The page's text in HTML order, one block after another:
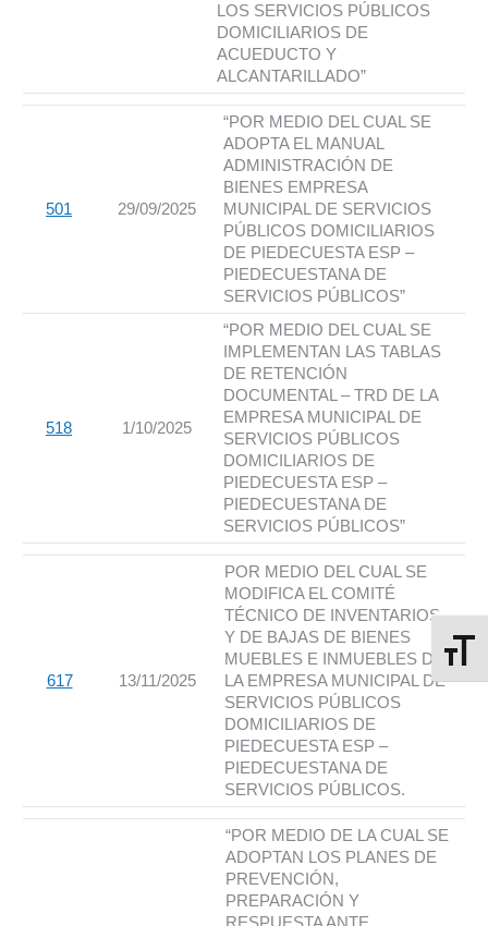
LOS SERVICIOS PÚBLICOS
DOMICILIARIOS DE
ACUEDUCTO Y
ALCANTARILLADO”
501 29/09/2025
“POR MEDIO DEL CUAL SE
ADOPTA EL MANUAL
ADMINISTRACIÓN DE
BIENES EMPRESA
MUNICIPAL DE SERVICIOS
PÚBLICOS DOMICILIARIOS
DE PIEDECUESTA ESP –
PIEDECUESTANA DE
SERVICIOS PÚBLICOS”
518 1/10/2025
“POR MEDIO DEL CUAL SE
IMPLEMENTAN LAS TABLAS
DE RETENCIÓN
DOCUMENTAL – TRD DE LA
EMPRESA MUNICIPAL DE
SERVICIOS PÚBLICOS
DOMICILIARIOS DE
PIEDECUESTA ESP –
PIEDECUESTANA DE
SERVICIOS PÚBLICOS”
617 13/11/2025
POR MEDIO DEL CUAL SE
MODIFICA EL COMITÉ
TÉCNICO DE INVENTARIOS
Y DE BAJAS DE BIENES
MUEBLES E INMUEBLES DE
LA EMPRESA MUNICIPAL DE
SERVICIOS PÚBLICOS
DOMICILIARIOS DE
PIEDECUESTA ESP –
PIEDECUESTANA DE
SERVICIOS PÚBLICOS.
“POR MEDIO DE LA CUAL SE
ADOPTAN LOS PLANES DE
PREVENCIÓN,
PREPARACIÓN Y